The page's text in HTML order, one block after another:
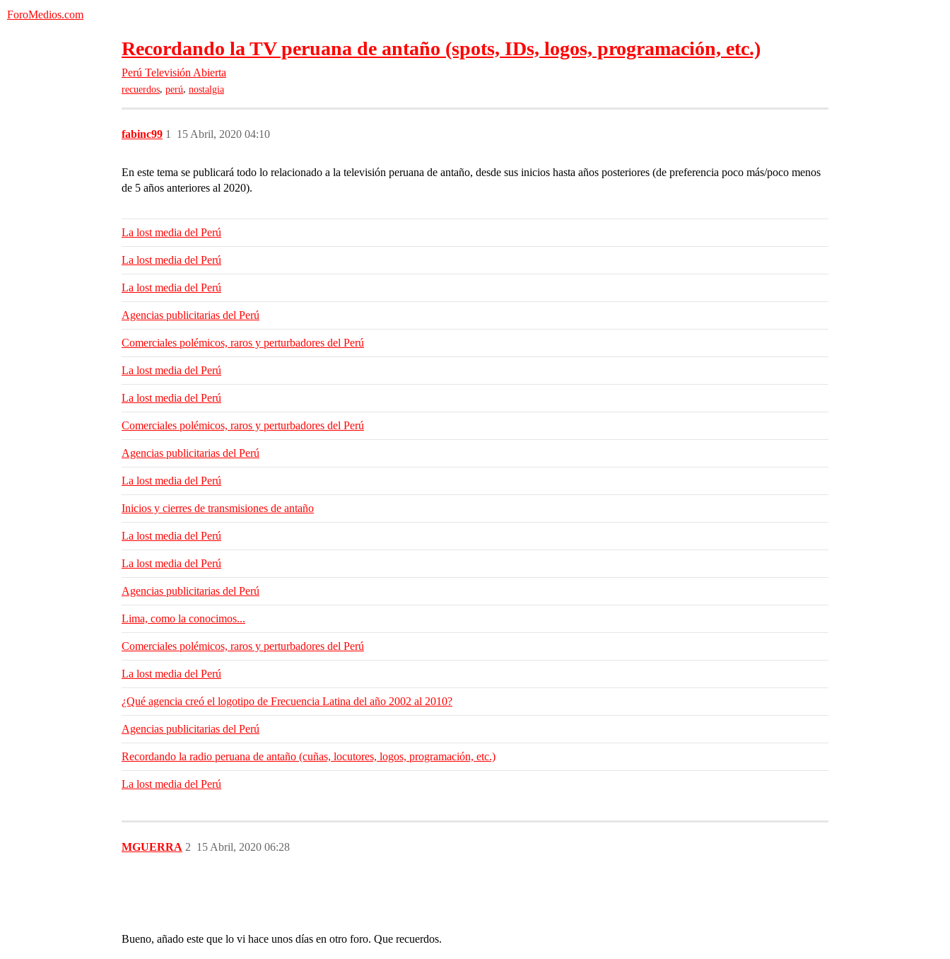
ForoMedios.com
Recordando la TV peruana de antaño (spots, IDs, logos, programación, etc.)
Perú Televisión Abierta
recuerdos, perú, nostalgia
fabinc99 15 Abril, 2020 04:10
1
En este tema se publicará todo lo relacionado a la televisión peruana de antaño, desde sus inicios hasta años posteriores (de preferencia poco más/poco menos
de 5 años anteriores al 2020).
La lost media del Perú
La lost media del Perú
La lost media del Perú
Agencias publicitarias del Perú
Comerciales polémicos, raros y perturbadores del Perú
La lost media del Perú
La lost media del Perú
Comerciales polémicos, raros y perturbadores del Perú
Agencias publicitarias del Perú
La lost media del Perú
Inicios y cierres de transmisiones de antaño
La lost media del Perú
La lost media del Perú
Agencias publicitarias del Perú
Lima, como la conocimos...
Comerciales polémicos, raros y perturbadores del Perú
La lost media del Perú
¿Qué agencia creó el logotipo de Frecuencia Latina del año 2002 al 2010?
Agencias publicitarias del Perú
Recordando la radio peruana de antaño (cuñas, locutores, logos, programación, etc.)
La lost media del Perú
MGUERRA 15 Abril, 2020 06:28
2
Bueno, añado este que lo vi hace unos días en otro foro. Que recuerdos.